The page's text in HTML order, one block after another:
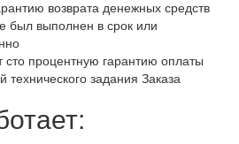
возврата денежных средств
был выполнен в срок или
сто процентную гарантию оплаты
технического задания Заказа